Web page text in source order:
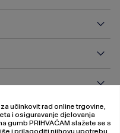
O
učinkovit rad online trgovine,
i osiguravanje djelovanja
gumb PRIHVAĆAM slažete se s
i prilagoditi njihovu upotrebu,